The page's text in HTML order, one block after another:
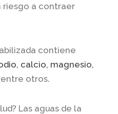
riesgo a contraer
contiene
calcio, magnesio,
entre otros.
Las aguas de la